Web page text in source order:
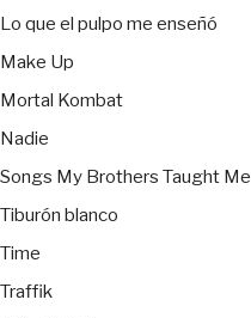
Lo que el pulpo me enseñó
Make Up
Mortal Kombat
Nadie
Songs My Brothers Taught Me
Tiburón blanco
Time
Traffik